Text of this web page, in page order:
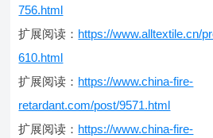
756.html
扩展阅读： https://www.alltextile.cn/
610.html
扩展阅读： https://www.china-fire-
retardant.com/post/9571.html
扩展阅读： https://www.china-fire-